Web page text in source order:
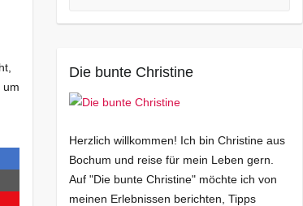
um
Die bunte Christine
Herzlich willkommen! Ich bin Christine aus
Bochum und reise für mein Leben gern.
Auf "Die bunte Christine" möchte ich von
meinen Erlebnissen berichten, Tipps